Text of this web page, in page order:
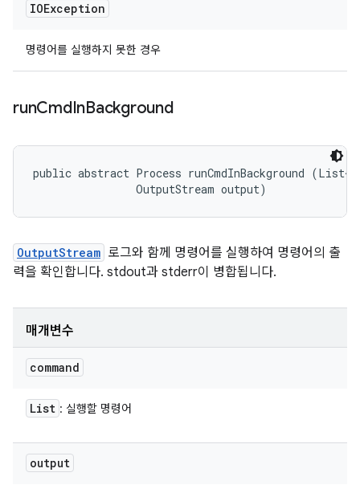
IOException
명령어를 실행하지 못한 경우
runCmdInBackground
public abstract Process runCmdInBackground
                OutputStream output)
OutputStream 로그와 함께 명령어를 실행하여 명령어의 출
력을 확인합니다. stdout과 stderr이 병합됩니다.
매개변수
command
List : 실행할 명령어
output